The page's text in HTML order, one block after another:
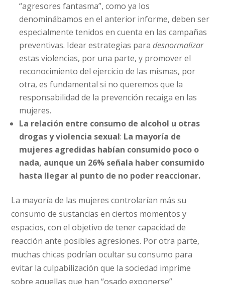
“agresores fantasma”, como ya los
denominábamos en el anterior informe, deben ser
especialmente tenidos en cuenta en las campañas
preventivas. Idear estrategias paradesnormalizar
estas violencias, por una parte, y promover el
reconocimiento del ejercicio de las mismas, por
otra, es fundamental si no queremos que la
responsabilidad de la prevención recaiga en las
mujeres.
La relación entre consumo de alcohol u otras
drogas y violencia sexual: La mayoría de
mujeres agredidas habían consumido poco o
nada, aunque un 26% señala haber consumido
hasta llegar al punto de no poder reaccionar.
La mayoría de las mujeres controlarían más su
consumo de sustancias en ciertos momentos y
espacios, con el objetivo de tener capacidad de
reacción ante posibles agresiones. Por otra parte,
muchas chicas podrían ocultar su consumo para
evitar la culpabilización que la sociedad imprime
sobre aquellas que han “osado exponerse”